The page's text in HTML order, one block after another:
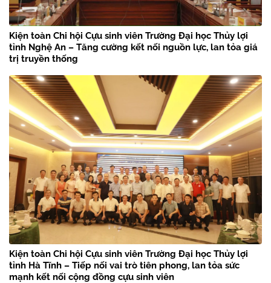
Kiện toàn Chi hội Cựu sinh viên Trường Đại học Thủy lợi
tỉnh Nghệ An – Tăng cường kết nối nguồn lực, lan tỏa giá
trị truyền thống
Kiện toàn Chi hội Cựu sinh viên Trường Đại học Thủy lợi
tỉnh Hà Tĩnh – Tiếp nối vai trò tiên phong, lan tỏa sức
mạnh kết nối cộng đồng cựu sinh viên